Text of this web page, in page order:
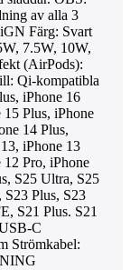
av alla 3
Färg: Svart
7.5W, 10W,
(AirPods):
Qi-kompatibla
iPhone 16
Plus, iPhone
14 Plus,
iPhone 13
Pro, iPhone
S25 Ultra, S25
Plus, S23
S21 Plus. S21
C
Strömkabel: